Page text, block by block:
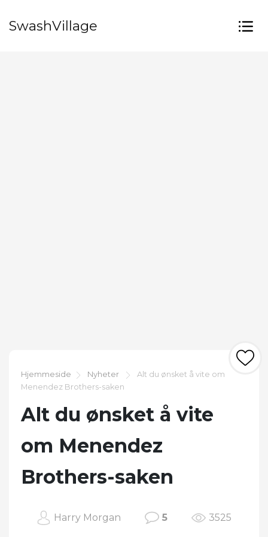
SwashVillage
Hjemmeside Nyheter
Alt du ønsket å vite om
Menendez Brothers-saken
Alt du ønsket å vite
om Menendez
Brothers-saken
Harry Morgan 5 3525